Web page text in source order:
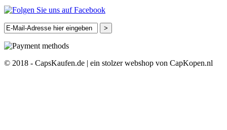
>
© 2018 - CapsKaufen.de | ein stolzer webshop von CapKopen.nl